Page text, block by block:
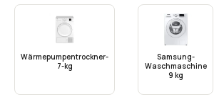
Wärmepumpentrockner-
7-kg
Samsung-
Waschmaschine
9 kg